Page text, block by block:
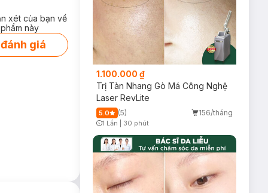
xét của bạn về
này
giá
1.100.000 ₫
Trị Tàn Nhang Gò Má Công Nghệ
Laser RevLite
5.0 (5) 156/tháng
1 Lần 30 phút